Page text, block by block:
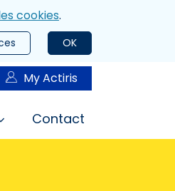
cookies.
OK
My Actiris
Contact